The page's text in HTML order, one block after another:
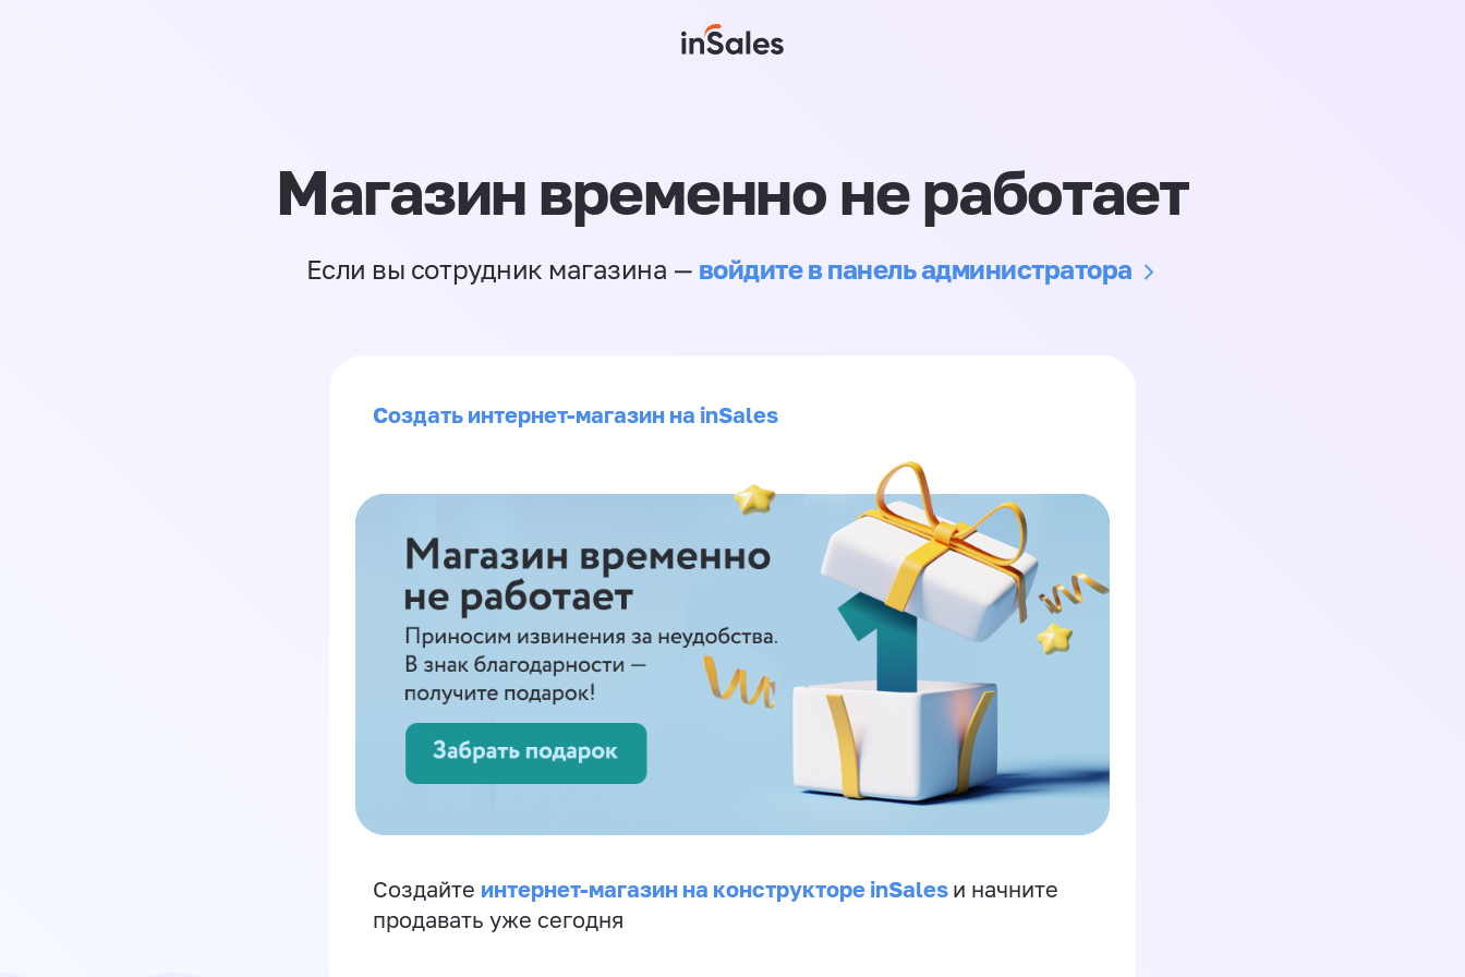
Магазин временно не работает
Если вы сотрудник магазина — войдите в панель администратора
Создать интернет-магазин на inSales
Создайте интернет-магазин на конструкторе inSales и начните
продавать уже сегодня